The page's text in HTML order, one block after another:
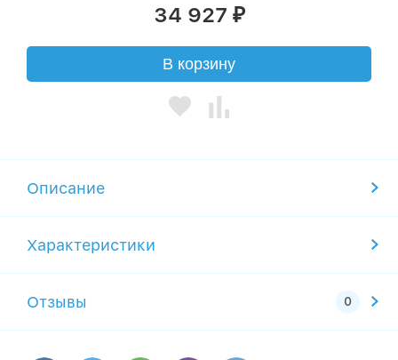
34 927 ₽
В корзину
Описание
Характеристики
Отзывы